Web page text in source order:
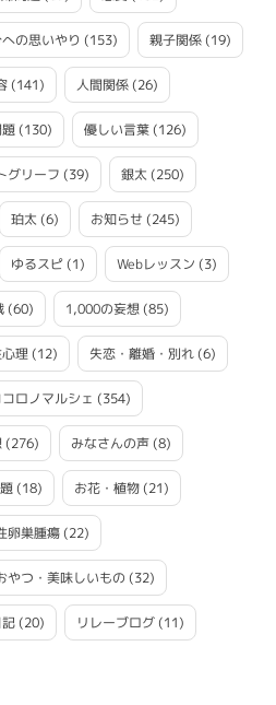
の思いやり (153) 親子関係(19)
(141) 人間関係(26)
(130) 優しい言葉(126)
グリーフ (39) 銀太 (250)
珀太 (6) お知らせ (245)
ゆるスピ(1) Webレッスン (3)
(60) 1,000の妄想(85)
理(12) 失恋・離婚・別れ(6)
ロノマルシェ (354)
(276) みなさんの声(8)
(18) お花・植物(21)
卵巣腫瘍(22)
やつ・美味しいもの (32)
(20) リレーブログ(11)